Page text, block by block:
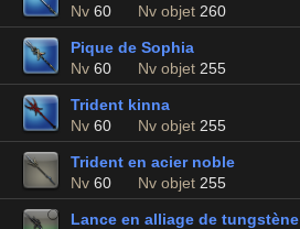
Nv 60 Nv objet 260
Pique de Sophia
Nv 60 Nv objet 255
Trident kinna
Nv 60 Nv objet 255
Trident en acier noble
Nv 60 Nv objet 255
Lance en alliage de tungstène